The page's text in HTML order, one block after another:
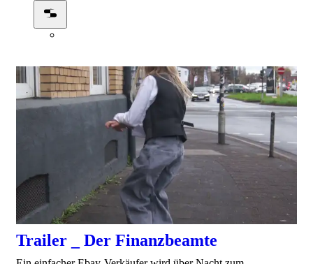
0:00:52
Trailer _ Der Finanzbeamte